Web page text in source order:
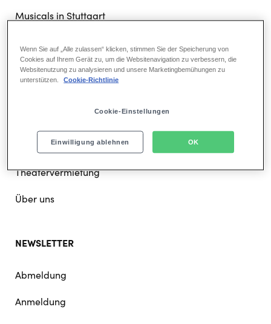
Musicals in Stuttgart
DAS UNTERNEHMEN
Für Partner
Theatervermietung
Über uns
NEWSLETTER
Abmeldung
Anmeldung
Wenn Sie auf „Alle zulassen“ klicken, stimmen Sie der Speicherung von
Cookies auf Ihrem Gerät zu, um die Websitenavigation zu verbessern, die
Websitenutzung zu analysieren und unsere Marketingbemühungen zu
unterstützen.
Cookie-Richtlinie
Cookie-Einstellungen
Einwilligung ablehnen OK